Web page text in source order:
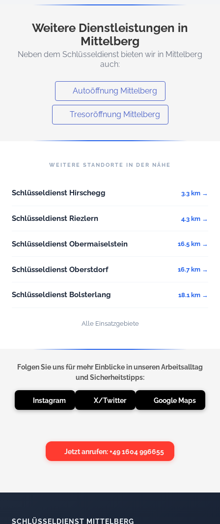
Weitere Dienstleistungen in
Mittelberg
Neben dem Schlüsseldienst bieten wir in Mittelberg
auch:
Autoöffnung Mittelberg
Tresoröffnung Mittelberg
WEITERE STANDORTE IN DER NÄHE
Schlüsseldienst Hirschegg 3.3 km →
Schlüsseldienst Riezlern 4.3 km →
Schlüsseldienst Obermaiselstein 16.5 km →
Schlüsseldienst Oberstdorf 16.7 km →
Schlüsseldienst Bolsterlang 18.1 km →
Alle Einsatzgebiete
Folgen Sie uns für mehr Einblicke in unseren Arbeitsalltag
und Sicherheitstipps:
Instagram X/Twitter Google Maps
Jetzt anrufen: +49 1604 996655
SCHLÜSSELDIENST MITTELBERG